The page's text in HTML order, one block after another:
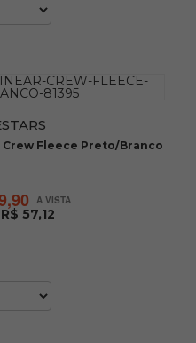
Fleece Preto/Branco
57,12